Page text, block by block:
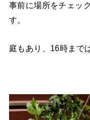
事前に場所をチェッ
す。
庭もあり、16時まで